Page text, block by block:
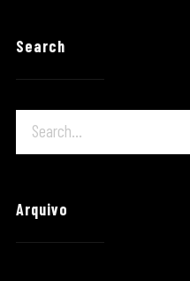
Search
Arquivo